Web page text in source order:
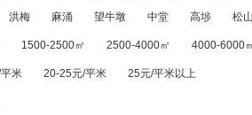
洪梅 麻涌 望牛墩 中堂 高埗 松
1500-2500㎡ 2500-4000㎡ 4000-6000
米 20-25元/平米 25元/平米以上